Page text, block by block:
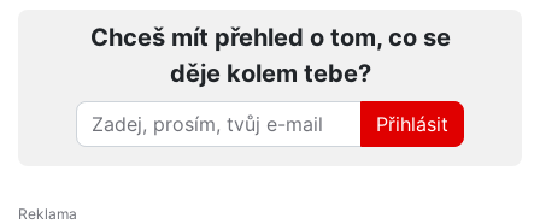
Chceš mít přehled o tom, co se
děje kolem tebe?
Přihlásit